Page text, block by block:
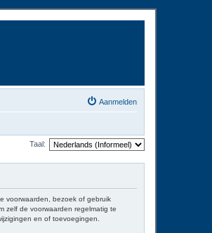
Aanmelden
Taal:
voorwaarden, bezoek of gebruik
zelf de voorwaarden regelmatig te
en of toevoegingen.